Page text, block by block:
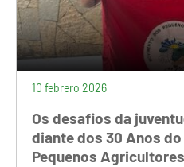
10 febrero 2026
Os desafios da
diante dos 30 Anos
Pequenos Agricultores